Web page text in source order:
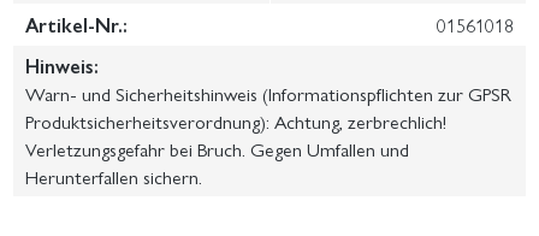
Artikel-Nr.:
01561018
Hinweis:
Warn- und Sicherheitshinweis (Informationspflichten zur GPSR
Produktsicherheitsverordnung): Achtung, zerbrechlich!
Verletzungsgefahr bei Bruch. Gegen Umfallen und
Herunterfallen sichern.